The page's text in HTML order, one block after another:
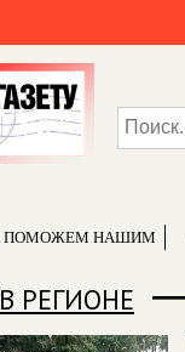
ПОМОЖЕМ НАШИМ
В РЕГИОНЕ